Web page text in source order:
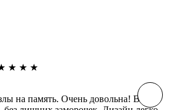
★ ★ ★
на память. Очень довольна! Всё